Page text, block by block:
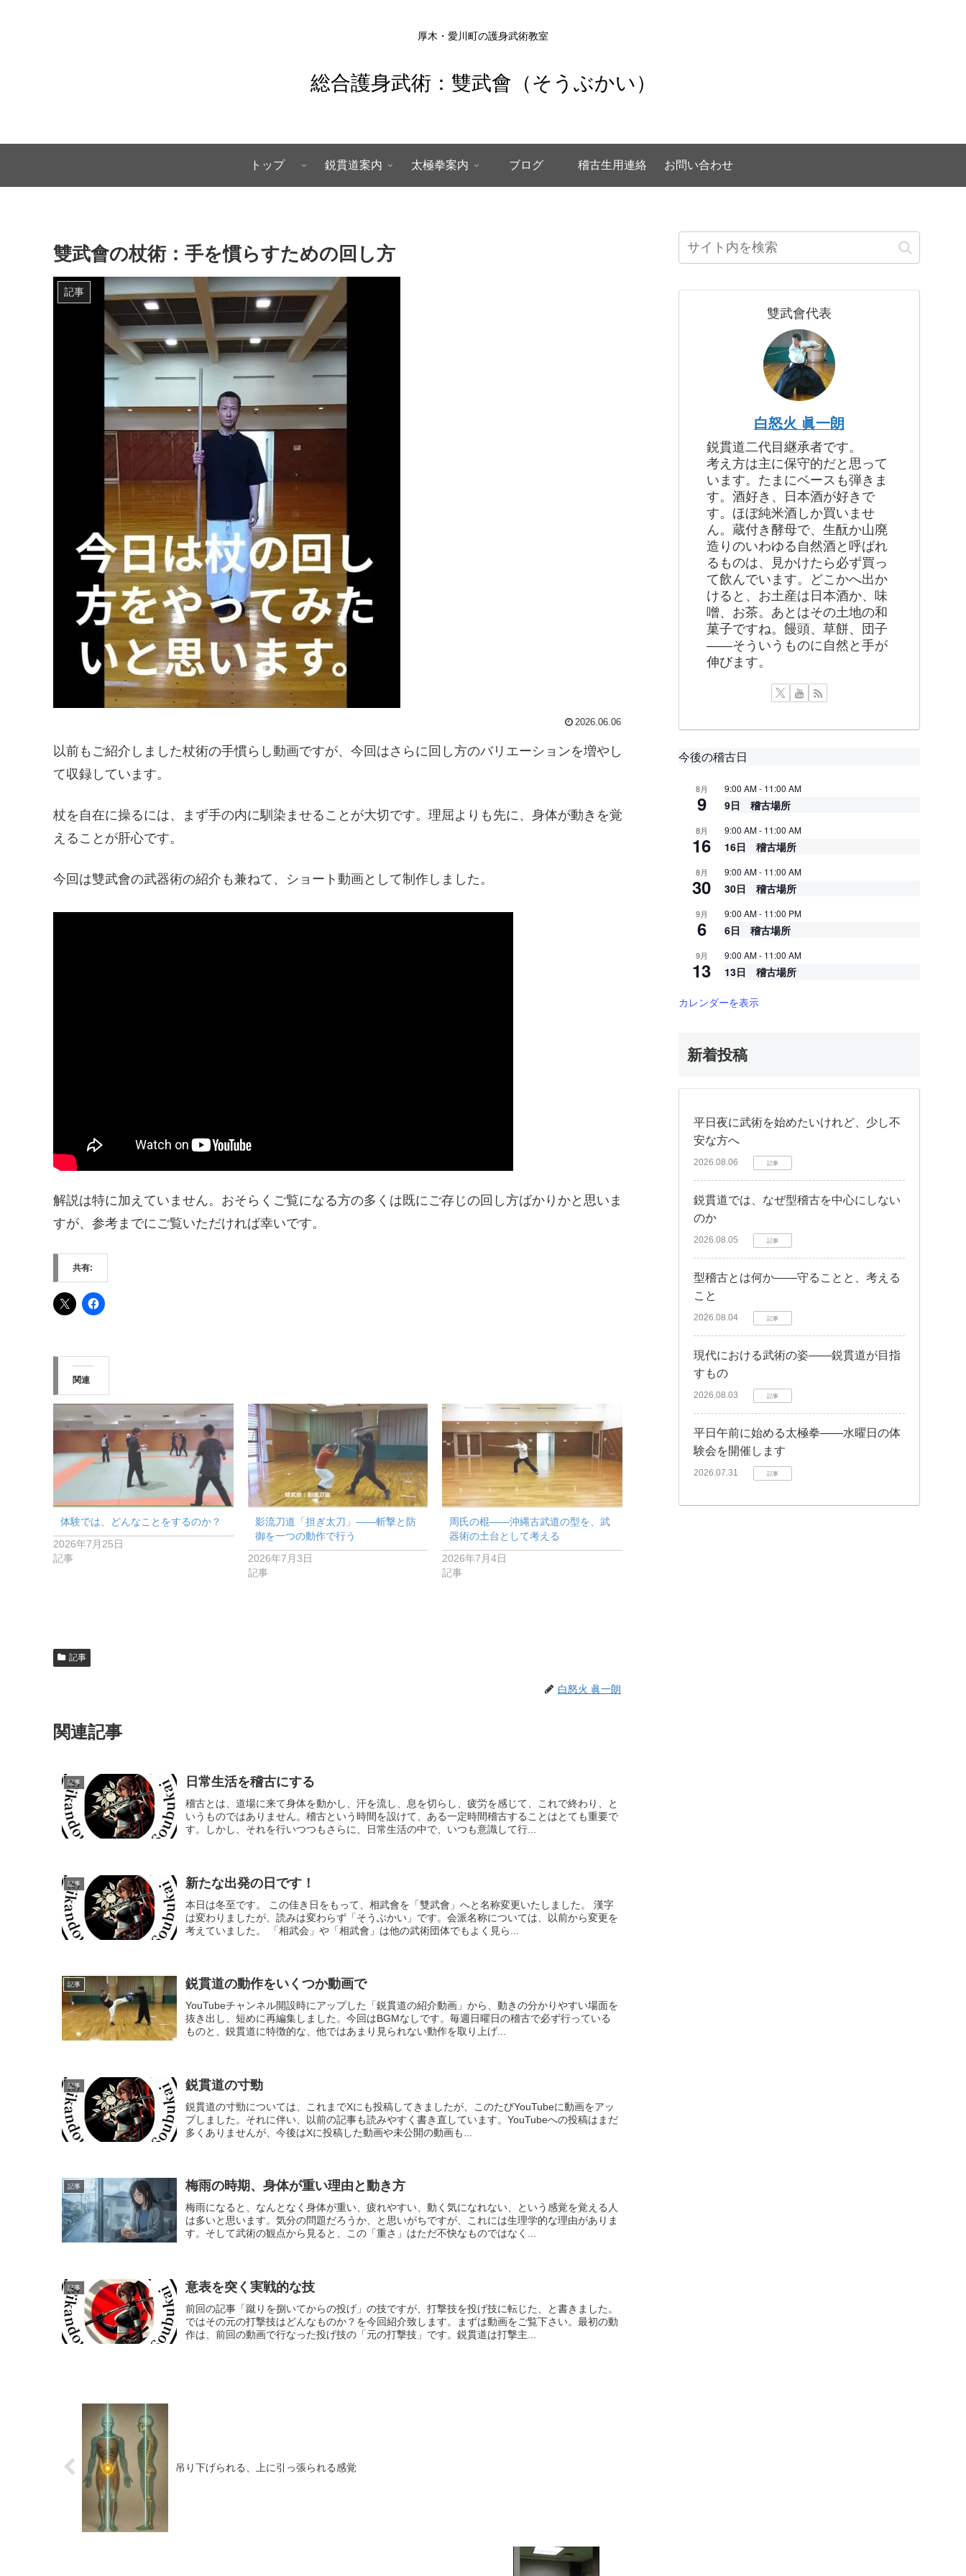
厚木・愛川町の護身武術教室
総合護身武術：雙武會（そうぶかい）
トップ 鋭貫道案内 太極拳案内 ブログ 稽古生用連絡 お問い合わせ
雙武會の杖術：手を慣らすための回し方
記事
2026.06.06
以前もご紹介しました杖術の手慣らし動画ですが、今回はさらに回し方のバリエーションを増やし
て収録しています。
杖を自在に操るには、まず手の内に馴染ませることが大切です。理屈よりも先に、身体が動きを覚
えることが肝心です。
今回は雙武會の武器術の紹介も兼ねて、ショート動画として制作しました。
解説は特に加えていません。おそらくご覧になる方の多くは既にご存じの回し方ばかりかと思いま
すが、参考までにご覧いただければ幸いです。
共有:
関連
体験では、どんなことをするのか？
2026年7月25日
記事
影流刀道「担ぎ太刀」——斬撃と防
御を一つの動作で行う
2026年7月3日
記事
周氏の棍——沖縄古武道の型を、武
器術の土台として考える
2026年7月4日
記事
記事
白怒火 眞一朗
関連記事
記事 日常生活を稽古にする
稽古とは、道場に来て身体を動かし、汗を流し、息を切らし、疲労を感じて、これで終わり、と
いうものではありません。稽古という時間を設けて、ある一定時間稽古することはとても重要で
す。しかし、それを行いつつもさらに、日常生活の中で、いつも意識して行...
記事 新たな出発の日です！
本日は冬至です。 この佳き日をもって、相武會を「雙武會」へと名称変更いたしました。 漢字
は変わりましたが、読みは変わらず「そうぶかい」です。会派名称については、以前から変更を
考えていました。 「相武会」や「相武會」は他の武術団体でもよく見ら...
記事 鋭貫道の動作をいくつか動画で
YouTubeチャンネル開設時にアップした「鋭貫道の紹介動画」から、動きの分かりやすい場面を
抜き出し、短めに再編集しました。今回はBGMなしです。毎週日曜日の稽古で必ず行っている
ものと、鋭貫道に特徴的な、他ではあまり見られない動作を取り上げ...
記事 鋭貫道の寸勁
鋭貫道の寸勁については、これまでXにも投稿してきましたが、このたびYouTubeに動画をアッ
プしました。それに伴い、以前の記事も読みやすく書き直しています。YouTubeへの投稿はまだ
多くありませんが、今後はXに投稿した動画や未公開の動画も...
記事 梅雨の時期、身体が重い理由と動き方
梅雨になると、なんとなく身体が重い、疲れやすい、動く気になれない、という感覚を覚える人
は多いと思います。気分の問題だろうか、と思いがちですが、これには生理学的な理由がありま
す。そして武術の観点から見ると、この「重さ」はただ不快なものではなく...
記事 意表を突く実戦的な技
前回の記事「蹴りを捌いてからの投げ」の技ですが、打撃技を投げ技に転じた、と書きました。
ではその元の打撃技はどんなものか？を今回紹介致します。まずは動画をご覧下さい。最初の動
作は、前回の動画で行なった投げ技の「元の打撃技」です。鋭貫道は打撃主...
吊り下げられる、上に引っ張られる感覚
雙武會代表
白怒火 眞一朗
鋭貫道二代目継承者です。
考え方は主に保守的だと思って
います。たまにベースも弾きま
す。酒好き、日本酒が好きで
す。ほぼ純米酒しか買いませ
ん。蔵付き酵母で、生酛か山廃
造りのいわゆる自然酒と呼ばれ
るものは、見かけたら必ず買っ
て飲んでいます。どこかへ出か
けると、お土産は日本酒か、味
噌、お茶。あとはその土地の和
菓子ですね。饅頭、草餅、団子
——そういうものに自然と手が
伸びます。
今後の稽古日
8月
9
9:00 AM- 11:00 AM
9日 稽古場所
8月
16
9:00 AM- 11:00 AM
16日 稽古場所
8月
30
9:00 AM- 11:00 AM
30日 稽古場所
9月
6
9:00 AM- 11:00 PM
6日 稽古場所
9月
13
9:00 AM- 11:00 AM
13日 稽古場所
カレンダーを表示
新着投稿
平日夜に武術を始めたいけれど、少し不
安な方へ
2026.08.06 記事
鋭貫道では、なぜ型稽古を中心にしない
のか
2026.08.05 記事
型稽古とは何か——守ることと、考える
こと
2026.08.04 記事
現代における武術の姿——鋭貫道が目指
すもの
2026.08.03 記事
平日午前に始める太極拳——水曜日の体
験会を開催します
2026.07.31 記事